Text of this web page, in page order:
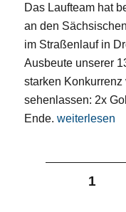
Das Laufteam hat
an den
im Straßenlauf in
Ausbeute unserer
starken
sehenlassen: 2x
Ende.„SHM
weiterlesen
SEITE1